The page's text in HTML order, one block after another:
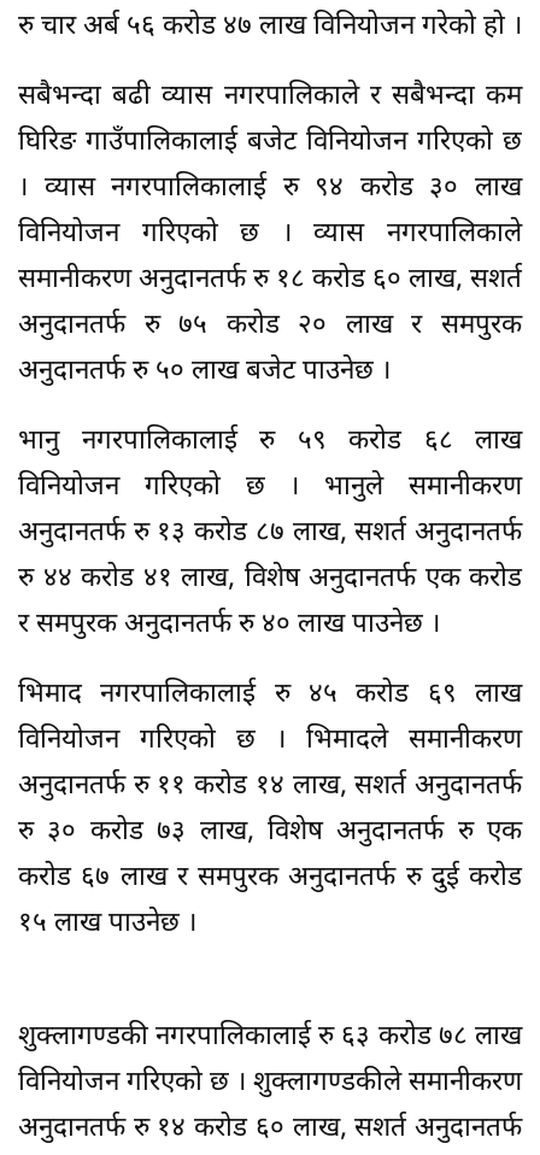
रु चार अर्ब ५६ करोड ४७ लाख विनियोजन गरेको हो ।
सबैभन्दा बढी व्यास नगरपालिकाले र सबैभन्दा कम
घिरिङ गाउँपालिकालाई बजेट विनियोजन गरिएको छ
। व्यास नगरपालिकालाई रु ९४ करोड ३० लाख
विनियोजन गरिएको छ । व्यास नगरपालिकाले
समानीकरण अनुदानतर्फ रु १८ करोड ६० लाख, सशर्त
अनुदानतर्फ रु ७५ करोड २० लाख र समपुरक
अनुदानतर्फ रु ५० लाख बजेट पाउनेछ ।
भानु नगरपालिकालाई रु ५९ करोड ६८ लाख
विनियोजन गरिएको छ । भानुले समानीकरण
अनुदानतर्फ रु १३ करोड ८७ लाख, सशर्त अनुदानतर्फ
रु ४४ करोड ४१ लाख, विशेष अनुदानतर्फ एक करोड
र समपुरक अनुदानतर्फ रु ४० लाख पाउनेछ ।
भिमाद नगरपालिकालाई रु ४५ करोड ६९ लाख
विनियोजन गरिएको छ । भिमादले समानीकरण
अनुदानतर्फ रु ११ करोड १४ लाख, सशर्त अनुदानतर्फ
रु ३० करोड ७३ लाख, विशेष अनुदानतर्फ रु एक
करोड ६७ लाख र समपुरक अनुदानतर्फ रु दुई करोड
१५ लाख पाउनेछ ।
शुक्लागण्डकी नगरपालिकालाई रु ६३ करोड ७८ लाख
विनियोजन गरिएको छ । शुक्लागण्डकीले समानीकरण
अनुदानतर्फ रु १४ करोड ६० लाख, सशर्त अनुदानतर्फ